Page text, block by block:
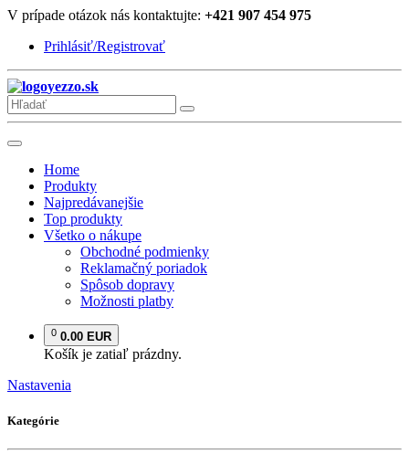
V prípade otázok nás kontaktujte: +421 907 454 975
Prihlásiť/Registrovať
yezzo.sk
Home
Produkty
Najpredávanejšie
Top produkty
Všetko o nákupe
Obchodné podmienky
Reklamačný poriadok
Spôsob dopravy
Možnosti platby
0 0.00 EUR
Košík je zatiaľ prázdny.
Nastavenia
Kategórie